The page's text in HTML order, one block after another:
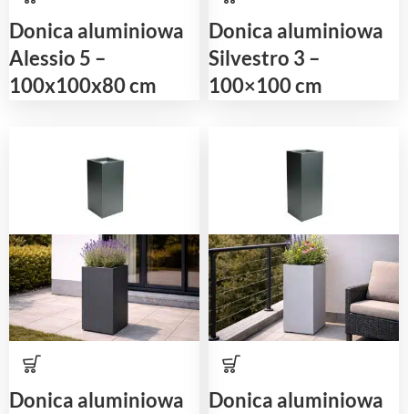
Donica aluminiowa
Alessio 5 –
100x100x80 cm
Donica aluminiowa
Silvestro 3 –
100×100 cm
Donica aluminiowa
Donica aluminiowa